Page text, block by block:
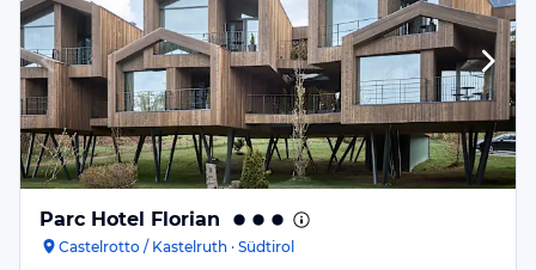
Parc Hotel Florian
Castelrotto / Kastelruth · Südtirol